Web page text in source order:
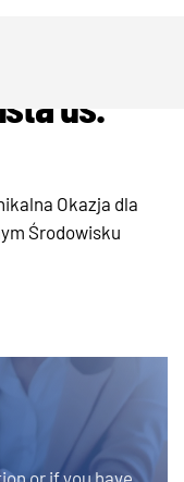
ds.
Okazja dla
Środowisku
or if you have